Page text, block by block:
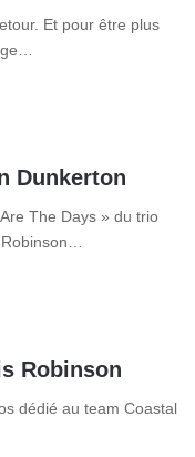
Et pour être plus
Dunkerton
The Days » du trio
Robinson
dédié au team Coastal